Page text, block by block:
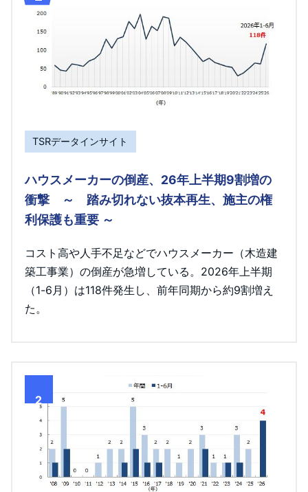
TSRデータインサイト
ハウスメーカーの倒産、26年上半期9割増の
衝撃 ～ 踏み切れない抜本再生、施主の権
利保護も重要 ～
コスト高や人手不足などでハウスメーカー（木造建
築工事業）の倒産が急増している。2026年上半期
（1-6月）は118件発生し、前年同期から約9割増え
た。
2